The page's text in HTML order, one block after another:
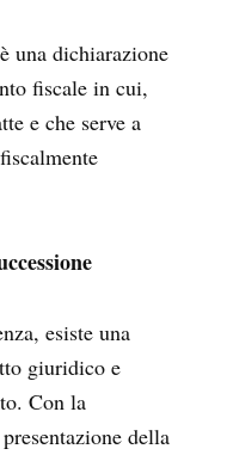
una dichiarazione
fiscale in cui,
e che serve a
esiste una
giuridico e
Con la
della